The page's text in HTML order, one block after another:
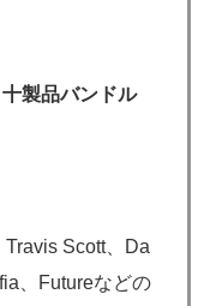
製品バンドル
Scott、Da
、Futureなどの